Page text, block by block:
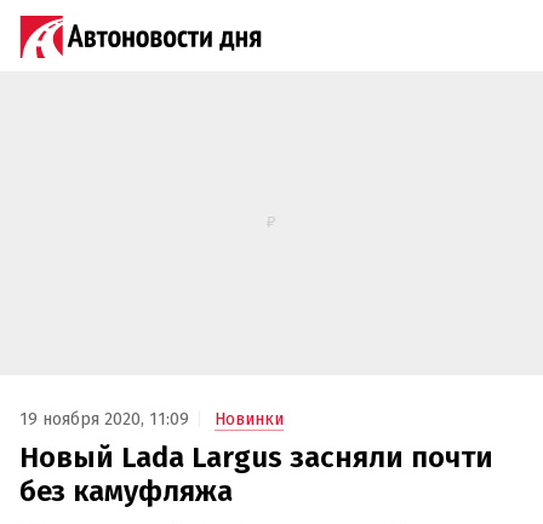
19 ноября 2020, 11:09 Новинки
Новый Lada Largus засняли почти
без камуфляжа